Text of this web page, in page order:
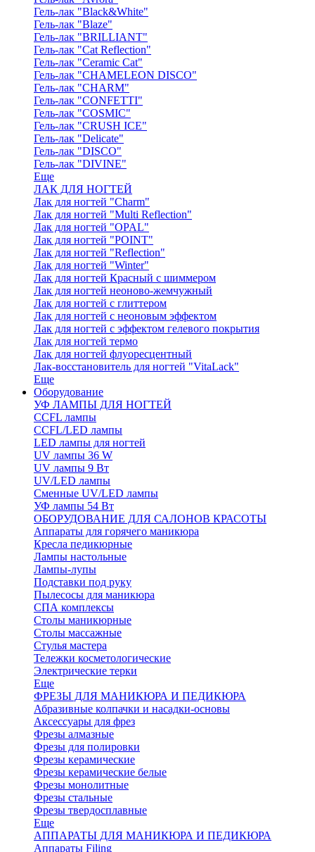
Гель-лак "Black&White"
Гель-лак "Blaze"
Гель-лак "BRILLIANT"
Гель-лак "Cat Reflection"
Гель-лак "Ceramic Cat"
Гель-лак "CHAMELEON DISCO"
Гель-лак "CHARM"
Гель-лак "CONFETTI"
Гель-лак "COSMIC"
Гель-лак "CRUSH ICE"
Гель-лак "Delicate"
Гель-лак "DISCO"
Гель-лак "DIVINE"
Еще
ЛАК ДЛЯ НОГТЕЙ
Лак для ногтей "Charm"
Лак для ногтей "Multi Reflection"
Лак для ногтей "OPAL"
Лак для ногтей "POINT"
Лак для ногтей "Reflection"
Лак для ногтей "Winter"
Лак для ногтей Красный с шиммером
Лак для ногтей неоново-жемчужный
Лак для ногтей с глиттером
Лак для ногтей с неоновым эффектом
Лак для ногтей с эффектом гелевого покрытия
Лак для ногтей термо
Лак для ногтей флуоресцентный
Лак-восстановитель для ногтей "VitaLack"
Еще
Оборудование
УФ ЛАМПЫ ДЛЯ НОГТЕЙ
CCFL лампы
CCFL/LED лампы
LED лампы для ногтей
UV лампы 36 W
UV лампы 9 Вт
UV/LED лампы
Сменные UV/LED лампы
УФ лампы 54 Вт
ОБОРУДОВАНИЕ ДЛЯ САЛОНОВ КРАСОТЫ
Аппараты для горячего маникюра
Кресла педикюрные
Лампы настольные
Лампы-лупы
Подставки под руку
Пылесосы для маникюра
СПА комплексы
Столы маникюрные
Столы массажные
Стулья мастера
Тележки косметологические
Электрические терки
Еще
ФРЕЗЫ ДЛЯ МАНИКЮРА И ПЕДИКЮРА
Абразивные колпачки и насадки-основы
Аксессуары для фрез
Фрезы алмазные
Фрезы для полировки
Фрезы керамические
Фрезы керамические белые
Фрезы монолитные
Фрезы стальные
Фрезы твердосплавные
Еще
АППАРАТЫ ДЛЯ МАНИКЮРА И ПЕДИКЮРА
Аппараты Filing